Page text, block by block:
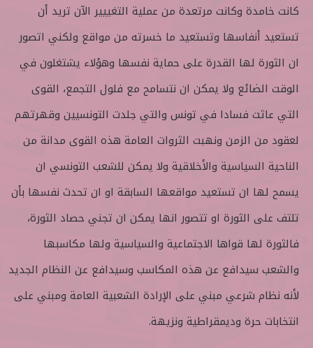
كانت خامدة وكانت مرتعدة من عملية التغييير الآن تريد أن
تستعيد أنفاسها وتستعيد ما خسرته من مواقع ولكني اتصور
ان الثورة لها القدرة على حماية نفسها وهؤلاء يشتغلون في
الوقت الضائع ولا يمكن ان نتسامح مع فلول التجمع، القوى
التي عاثت فسادا في تونس والتي جلدت التونسيين وقهرتهم
لعقود من الزمن ونهبت الثروات العامة هذه القوى مدانة من
الناحية السياسية والأخلاقية ولا يمكن للشعب التونسي ان
يسمح لها ان تستعيد مواقعها السابقة او ان تحدث نفسها بأن
تلتف على الثورة او تتصور انها يمكن ان تجني حصاد الثورة،
فالثورة لها قواها الاجتماعية والسياسية ولها مكاسبها
والشعب سيدافع عن هذه المكاسب وسيدافع عن النظام الجديد
لأنه نظام شرعي مبني على الإرادة الشعبية العامة ومبني على
انتخابات حرة وديمقراطية ونزيهة.